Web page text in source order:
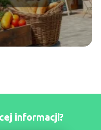
informacji?